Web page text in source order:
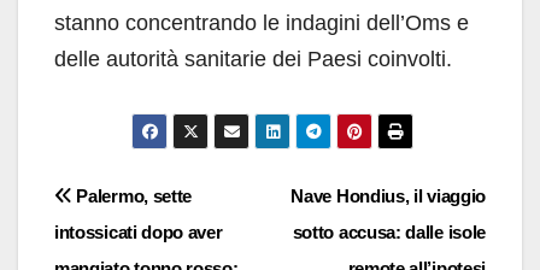
stanno concentrando le indagini dell’Oms e
delle autorità sanitarie dei Paesi coinvolti.
Navigazione
articoli
Nave Hondius, il viaggio
sotto accusa: dalle isole
Palermo, sette
intossicati dopo aver